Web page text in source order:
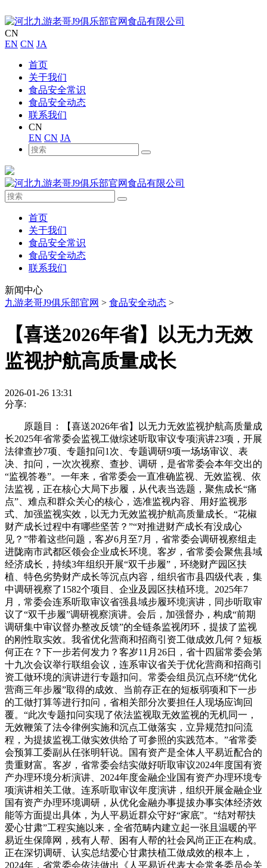
CN
EN CN JA
首页
关于我们
食品安全常识
食品安全动态
联系我们
CN
EN CN JA
首页
关于我们
食品安全常识
食品安全动态
联系我们
新闻中心
九游老哥J9俱乐部官网 > 食品安全动态 >
【喜送2026年省】以无力无效
监视护航高质量成长
2026-01-26 13:31
分享:
原题目：【喜送2026年省】以无力无效监视护航高质量成
长2025年省常委会监视工做综述听取审议专项演讲23项，开展
法律查抄7项、专题扣问1次、专题调研9项一场场审议、表
决、扣问，一次次视察、查抄、调研，是省常委会本年交出的
“监视答卷”。一年来，省常委会一直准确监视、无效监视、依
法监视，正在核心大局下步履，从代表当选题，聚焦成长“痛
点”、难点和群众关心的核心，选准监视内容、用好监视形
式、加强监视实效，以无力无效监视护航高质量成长。“花椒
财产成长过程中有哪些坚苦？”“对推进财产成长有没成心
见？”带着这些问题，客岁6月至7月，省常委会调研视察组走
进陇南市武都区领会企业成长环境。客岁，省常委会聚焦县域
经济成长，持续3年组织开展“双千步履”，环绕财产园区扶
植、特色劣势财产成长等沉点内容，组织省市县四级代表，集
中调研视察了1582个项目、企业及园区扶植环境。2025年7
月，常委会连系听取审议省强县域步履环境演讲，同步听取审
议了“双千步履”调研视察演讲。会后，加强督办，构成“前期
调研集中审议督办整改反馈”的全链条监视闭环，提拔了监视
的刚性取实效。我省优化营商和招商引资工做成效几何？短板
何正在？下一步若何发力？客岁11月26日，省十四届常委会第
十九次会议举行联组会议，连系审议省关于优化营商和招商引
资工做环境的演讲进行专题扣问。常委会组员沉点环绕“优化
营商三年步履”取得的成效、当前存正在的短板弱项和下一步
的工做打算等进行扣问，省相关部分次要担任人现场应询回
覆。“此次专题扣问实现了依法监视取无效监视的无机同一，
无效鞭策了法令律例实施和沉点工做落实，立异规范扣问流
程，为提拔监视工做实效供给了可参照的实践范本。”省常委
会预算工委副从任张明轩说。国有资产是全体人平易近配合的
贵重财富。客岁，省常委会结实做好听取审议2024年度国有资
产办理环境分析演讲、2024年度金融企业国有资产办理环境专
项演讲相关工做。连系听取审议年度演讲，组织开展金融企业
国有资产办理环境调研，从优化金融办事提拔办事实体经济效
能等方面提出具体，为人平易近群众守好“家底”。“结对帮扶
爱心甘肃”工程实施以来，全省范畴内建立起一张且温暖的平
易近生保障网，残有人帮、困有人帮的社会风尚正正在构成。
正在深切调研、认实总结爱心甘肃扶植工做成效的根本上，
2024年，省常委会依法做出《人平易近代表大会常务委员会关